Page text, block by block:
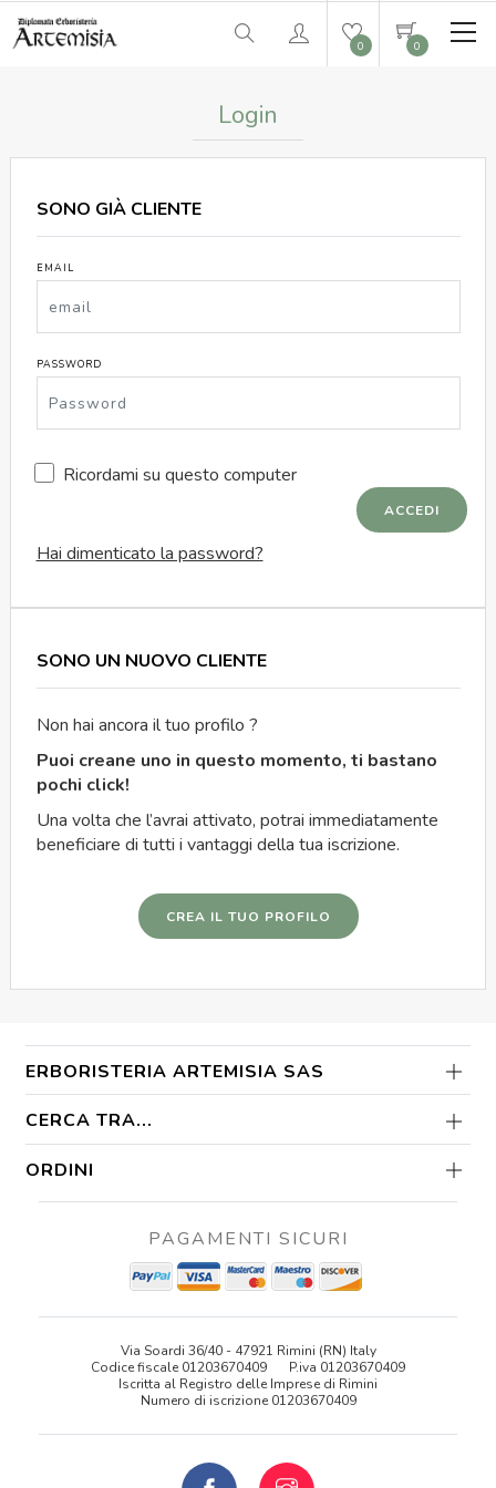
0 0
Login
SONO GIÀ CLIENTE
EMAIL
PASSWORD
Ricordami su questo computer
ACCEDI
Hai dimenticato la password?
SONO UN NUOVO CLIENTE
Non hai ancora il tuo profilo ?
Puoi creane uno in questo momento, ti bastano
pochi click!
Una volta che l’avrai attivato, potrai immediatamente
beneficiare di tutti i vantaggi della tua iscrizione.
CREA IL TUO PROFILO
ERBORISTERIA ARTEMISIA SAS
CERCA TRA...
ORDINI
PAGAMENTI SICURI
Via Soardi 36/40 - 47921 Rimini (RN) Italy
Codice fiscale 01203670409
P.iva 01203670409
Iscritta al Registro delle Imprese di Rimini
Numero di iscrizione 01203670409